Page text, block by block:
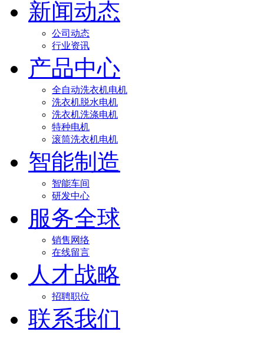
新闻动态
公司动态
行业资讯
产品中心
全自动洗衣机电机
洗衣机脱水电机
洗衣机洗涤电机
特种电机
滚筒洗衣机电机
智能制造
智能车间
研发中心
服务全球
销售网络
在线留言
人才战略
招聘职位
联系我们